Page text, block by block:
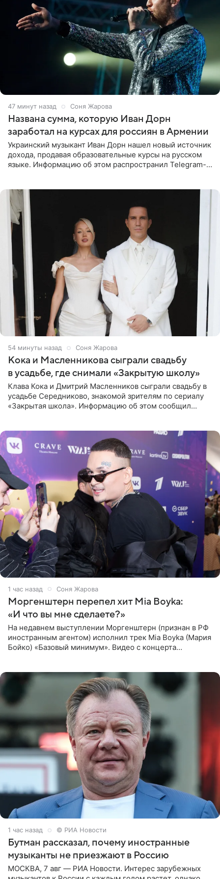
47 минут назад Соня Жарова
Названа сумма, которую Иван Дорн
заработал на курсах для россиян в Армении
Украинский музыкант Иван Дорн нашел новый источник
дохода, продавая образовательные курсы на русском
языке. Информацию об этом распространил Telegram-
54 минуты назад Соня Жарова
Кока и Масленникова сыграли свадьбу
в усадьбе, где снимали «Закрытую школу»
Клава Кока и Дмитрий Масленников сыграли свадьбу в
усадьбе Середниково, знакомой зрителям по сериалу
«Закрытая школа». Информацию об этом сообщил
1 час назад Соня Жарова
Моргенштерн перепел хит Mia Boyka:
«И что вы мне сделаете?»
На недавнем выступлении Моргенштерн (признан в РФ
иностранным агентом) исполнил трек Mia Boyka (Мария
Бойко) «Базовый минимум». Видео с концерта
1 час назад © РИА Новости
Бутман рассказал, почему иностранные
музыканты не приезжают в Россию
МОСКВА, 7 авг — РИА Новости. Интерес зарубежных